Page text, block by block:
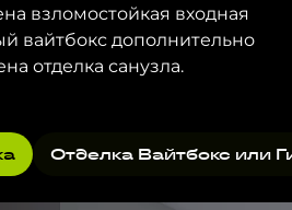
взломостойкая входная
вайтбокс дополнительно
отделка санузла.
Отделка Вайтбокс или